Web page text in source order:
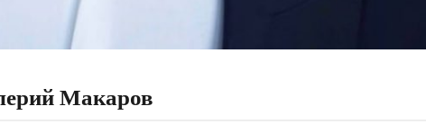
Макаров